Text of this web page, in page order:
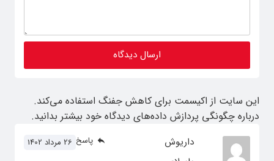
این سایت از اکیسمت برای کاهش جفنگ استفاده می‌کند.
درباره چگونگی پردازش داده‌های دیدگاه خود بیشتر بدانید.
داریوش 26 مرداد 1402 پاسخ